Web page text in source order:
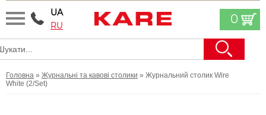
UA
RU
0
Головна » Журнальні та кавові столики » Журнальний столик Wire
White (2/Set)